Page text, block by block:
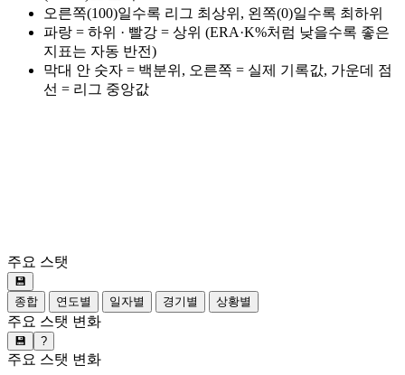
오른쪽(100)일수록 리그 최상위, 왼쪽(0)일수록 최하위
파랑 = 하위 · 빨강 = 상위 (ERA·K%처럼 낮을수록 좋은
지표는 자동 반전)
막대 안 숫자 = 백분위, 오른쪽 = 실제 기록값, 가운데 점
선 = 리그 중앙값
주요 스탯
💾
종합
연도별 일자별 경기별 상황별
주요 스탯 변화
💾 ?
주요 스탯 변화